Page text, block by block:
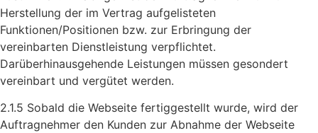
Herstellung der im Vertrag aufgelisteten
Funktionen/Positionen bzw. zur Erbringung der
vereinbarten Dienstleistung verpflichtet.
Darüberhinausgehende Leistungen müssen gesondert
vereinbart und vergütet werden.
2.1.5 Sobald die Webseite fertiggestellt wurde, wird der
Auftragnehmer den Kunden zur Abnahme der Webseite